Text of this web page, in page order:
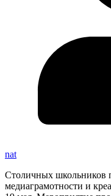
nat
Столичных школьников
медиаграмотности и